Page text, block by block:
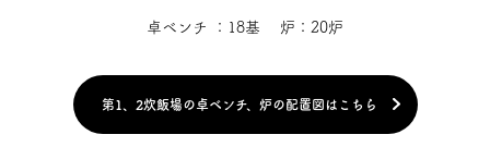
卓ベンチ ：18基 炉：20炉
第1、2炊飯場の卓ベンチ、炉の配置図はこちら